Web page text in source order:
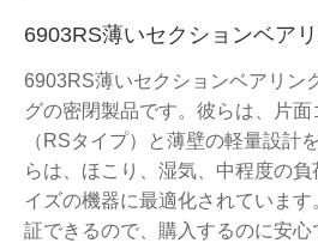
6903RS薄いセクションベア
6903RS薄いセクションベアリン
グの密閉製品です。彼らは、片
（RSタイプ）と薄壁の軽量設計
らは、ほこり、湿気、中程度の
イズの機器に最適化されていま
証できるので、購入するのに安心